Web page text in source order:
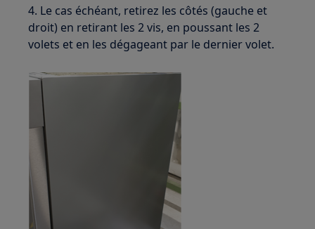
4. Le cas échéant, retirez les côtés (gauche et
droit) en retirant les 2 vis, en poussant les 2
volets et en les dégageant par le dernier volet.